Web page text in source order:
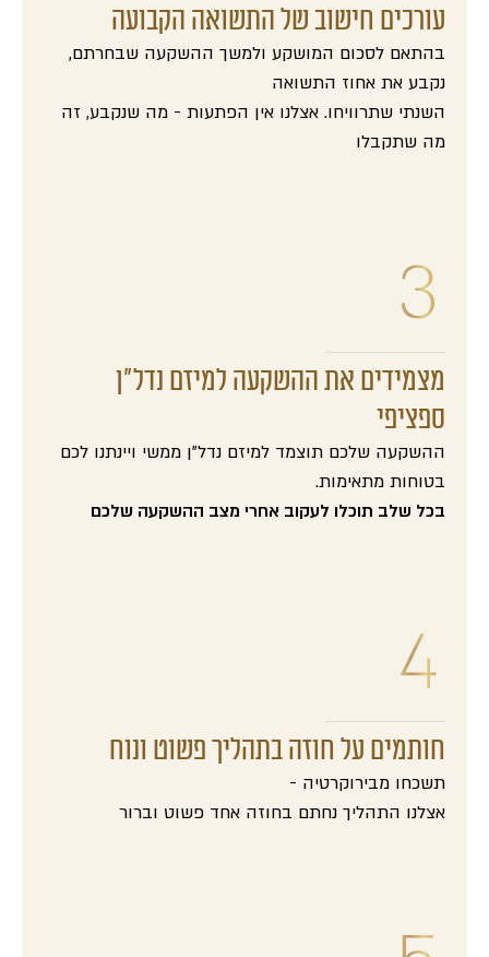
עורכים חישוב של התשואה הקבועה
בהתאם לסכום המושקע ולמשך ההשקעה שבחרתם,
נקבע את אחוז התשואה
השנתי שתרוויחו. אצלנו אין הפתעות - מה שנקבע, זה
מה שתקבלו
מצמידים את ההשקעה למיזם נדל"ן
ספציפי
ההשקעה שלכם תוצמד למיזם נדל"ן ממשי ויינתנו לכם
בטוחות מתאימות.
בכל שלב תוכלו לעקוב אחרי מצב ההשקעה שלכם
חותמים על חוזה בתהליך פשוט ונוח
תשכחו מבירוקרטיה -
אצלנו התהליך נחתם בחוזה אחד פשוט וברור